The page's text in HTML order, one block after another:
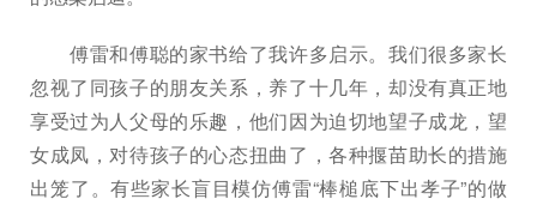
傅雷和傅聪的家书给了我许多启示。我们很多家长
忽视了同孩子的朋友关系，养了十几年，却没有真正地
享受过为人父母的乐趣，他们因为迫切地望子成龙，望
女成凤，对待孩子的心态扭曲了，各种揠苗助长的措施
出笼了。有些家长盲目模仿傅雷“棒槌底下出孝子”的做